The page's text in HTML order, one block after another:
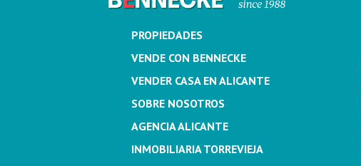
PROPIEDADES
VENDE CON BENNECKE
VENDER CASA EN ALICANTE
SOBRE NOSOTROS
AGENCIA ALICANTE
INMOBILIARIA TORREVIEJA